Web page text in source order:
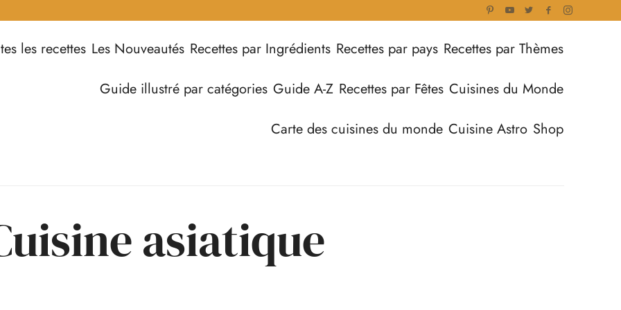
les recettes Les Nouveautés Recettes par Ingrédients Recettes par pays Recettes par Thèmes
Guide illustré par catégories Guide A-Z Recettes par Fêtes Cuisines du Monde
Carte des cuisines du monde Cuisine Astro Shop
asiatique